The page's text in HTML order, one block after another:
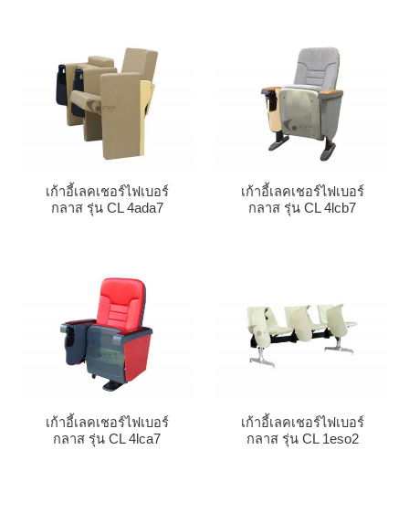
เก้าอี้เลคเชอร์ไฟเบอร์
กลาส รุ่น CL 4ada7
เก้าอี้เลคเชอร์ไฟเบอร์
กลาส รุ่น CL 4lcb7
เก้าอี้เลคเชอร์ไฟเบอร์
กลาส รุ่น CL 4lca7
เก้าอี้เลคเชอร์ไฟเบอร์
กลาส รุ่น CL 1eso2